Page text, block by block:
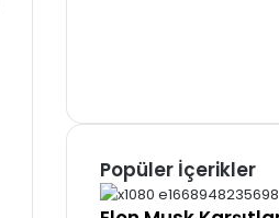
Popüler İçerikler